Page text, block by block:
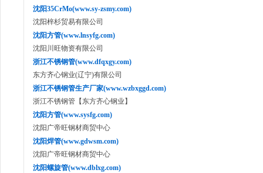
沈阳35CrMo(www.sy-zsmy.com)
沈阳梓杉贸易有限公司
沈阳方管(www.lnsyfg.com)
沈阳川旺物资有限公司
浙江不锈钢管(www.dfqxgy.com)
东方齐心钢业(辽宁)有限公司
浙江不锈钢管生产厂家(www.wzbxggd.com)
浙江不锈钢管【东方齐心钢业】
沈阳方管(www.sysfg.com)
沈阳广帝旺钢材商贸中心
沈阳焊管(www.gdwsm.com)
沈阳广帝旺钢材商贸中心
沈阳螺旋管(www.dblxg.com)